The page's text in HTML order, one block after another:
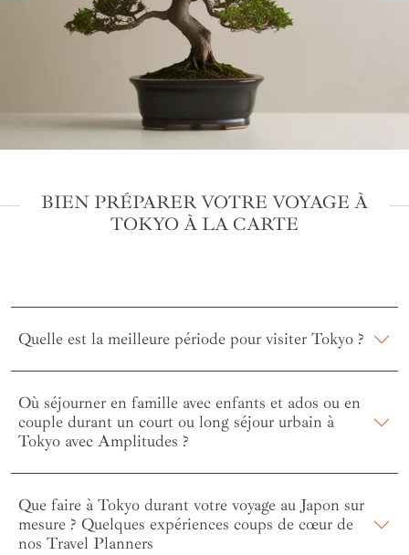
BIEN PRÉPARER VOTRE VOYAGE À
TOKYO À LA CARTE
Quelle est la meilleure période pour visiter Tokyo ?
Où séjourner en famille avec enfants et ados ou en
couple durant un court ou long séjour urbain à
Tokyo avec Amplitudes ?
Que faire à Tokyo durant votre voyage au Japon sur
mesure ? Quelques expériences coups de cœur de
nos Travel Planners